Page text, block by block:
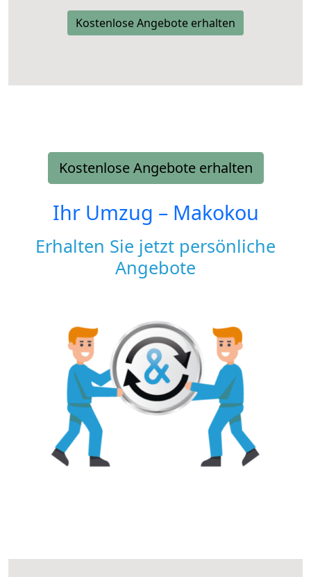
Kostenlose Angebote erhalten
Kostenlose Angebote erhalten
Ihr Umzug – Makokou
Erhalten Sie jetzt persönliche
Angebote